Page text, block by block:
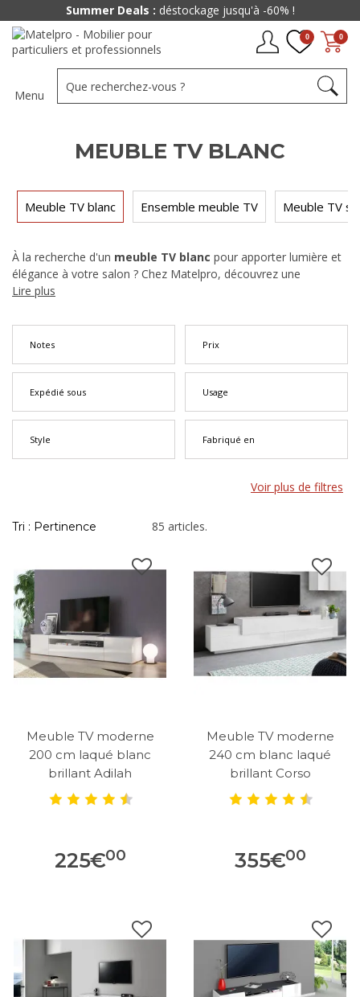
0
0
Menu
MEUBLE TV BLANC
Meuble TV blanc Ensemble meuble TV Meuble TV
À la recherche d'un meuble TV blanc pour apporter lumière et
élégance à votre salon ? Chez Matelpro, découvrez une
trentaine de modèles de meubles télé blancs — meuble TV
— à partir de 80 €. Disponibles en différentes largeurs et styles,
nos meubles TV blancs s'intègrent aussi bien dans un petit salon
Lire plus
Notes Prix
Expédié sous Usage
Style Fabriqué en
Voir plus de filtres
Tri : Pertinence 85 articles.
Meuble TV moderne
200 cm laqué blanc
brillant Adilah
225€00
Meuble TV moderne
240 cm blanc laqué
brillant Corso
355€00
Paiement jusqu'à48x